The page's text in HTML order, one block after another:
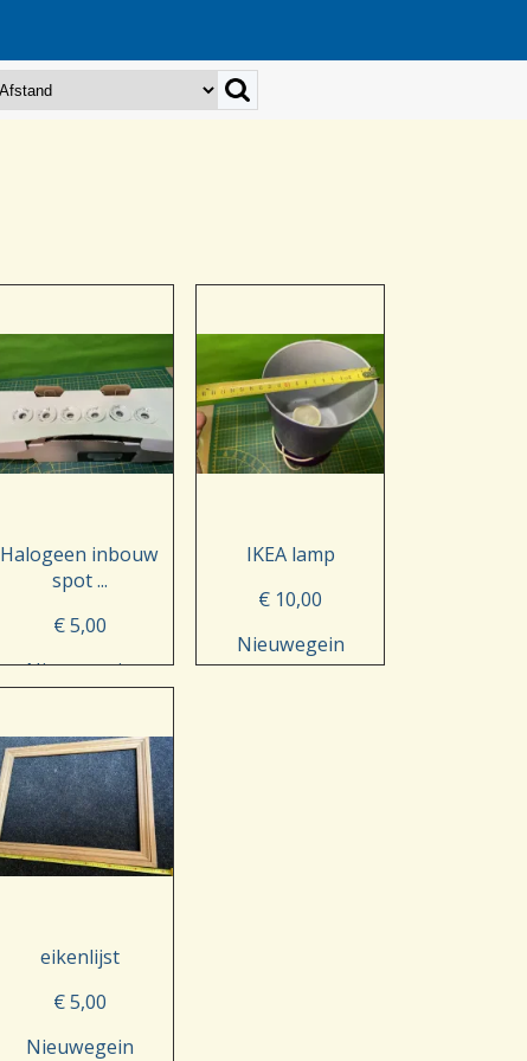
Halogeen inbouw
spot ...
€ 5,00
Nieuwegein
IKEA lamp
€ 10,00
Nieuwegein
eikenlijst
€ 5,00
Nieuwegein